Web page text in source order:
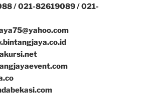
/ 021-82619089 / 021-